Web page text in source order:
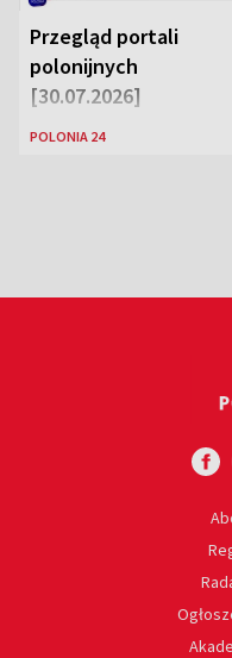
Przegląd portali
polonijnych
[30.07.2026]
POLONIA 24